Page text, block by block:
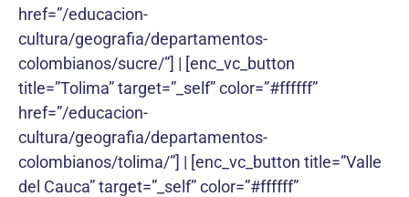
href=”/educacion-
cultura/geografia/departamentos-
colombianos/sucre/”] | [enc_vc_button
title=”Tolima” target=”_self” color=”#ffffff”
href=”/educacion-
cultura/geografia/departamentos-
colombianos/tolima/”] | [enc_vc_button title=”Valle
del Cauca” target=”_self” color=”#ffffff”